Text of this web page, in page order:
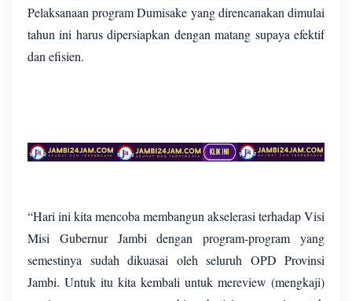
Pelaksanaan program Dumisake yang direncanakan dimulai
tahun ini harus dipersiapkan dengan matang supaya efektif
dan efisien.
“Hari ini kita mencoba membangun akselerasi terhadap Visi
Misi Gubernur Jambi dengan program-program yang
semestinya sudah dikuasai oleh seluruh OPD Provinsi
Jambi. Untuk itu kita kembali untuk mereview (mengkaji)